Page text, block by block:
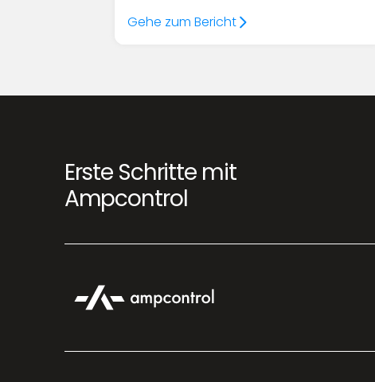
network capacity analysis, the analysis of
Gehe zum Bericht
Erste Schritte mit
Ampcontrol